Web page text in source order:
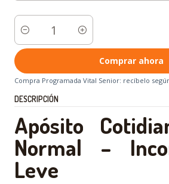
Cantidad
Comprar ahora
Compra Programada Vital Senior: recíbelo
DESCRIPCIÓN
Apósito
Normal –
Leve